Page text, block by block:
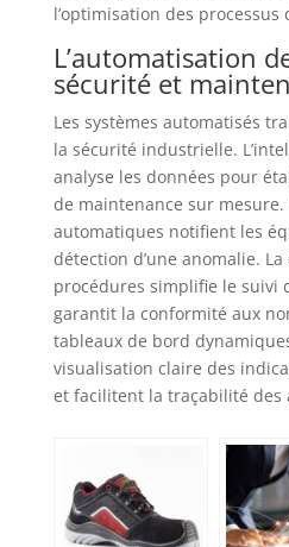
l’optimisation des processus
L’automatisation
sécurité et
Les systèmes automatisés
la sécurité industrielle.
analyse les données pour
de maintenance sur mesure.
automatiques notifient les
détection d’une anomalie.
procédures simplifie le suivi
garantit la conformité aux
tableaux de bord
visualisation claire des
et facilitent la traçabilité des